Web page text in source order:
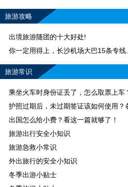
旅游攻略
出境旅游随团的十大好处!
你一定用得上，长沙机场大巴15条专线
旅游常识
乘坐火车时身份证丢了，怎么取票上车
护照过期后，未过期签证该如何使用？
出国怎么给小费？看这一篇就够了！
旅游出行安全小知识
旅游急救小常识
外出旅行的安全小知识
冬季出游小贴士